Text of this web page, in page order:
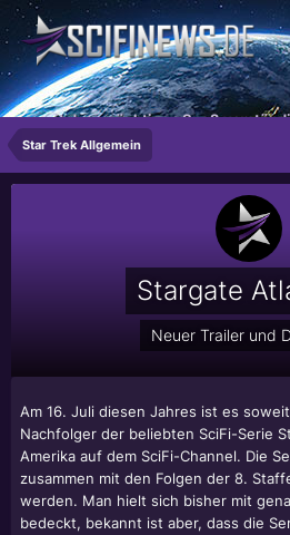
...mit dem mächtigen Spaß
Star Trek Allgemein
Stargate
Neuer Trailer und
Am 16. Juli diesen Jahres ist es
Nachfolger der beliebten SciFi-Serie
Amerika auf dem SciFi-Channel. Die
zusammen mit den Folgen der 8.
werden. Man hielt sich bisher mit
bedeckt, bekannt ist aber, dass die